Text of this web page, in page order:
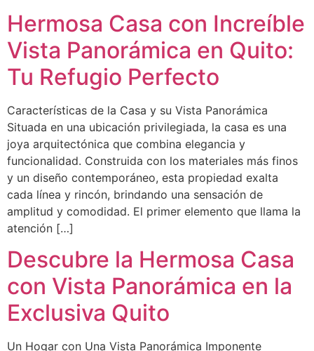
Hermosa Casa con Increíble
Vista Panorámica en Quito:
Tu Refugio Perfecto
Características de la Casa y su Vista Panorámica
Situada en una ubicación privilegiada, la casa es una
joya arquitectónica que combina elegancia y
funcionalidad. Construida con los materiales más finos
y un diseño contemporáneo, esta propiedad exalta
cada línea y rincón, brindando una sensación de
amplitud y comodidad. El primer elemento que llama la
atención […]
Descubre la Hermosa Casa
con Vista Panorámica en la
Exclusiva Quito
Un Hogar con Una Vista Panorámica Imponente